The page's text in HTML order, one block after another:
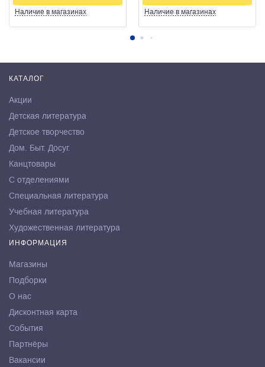
Наличие в магазинах Наличие в магазинах
КАТАЛОГ
Акции
Детская литература
Детское творчество
Дом. Быт. Досуг.
Канцтовары
С отделениями
Специальная литература
Учебная литература
Художественная литература
ИНФОРМАЦИЯ
Магазины
Подборки
О нас
Дисконтная карта
События
Партнёры
Вакансии